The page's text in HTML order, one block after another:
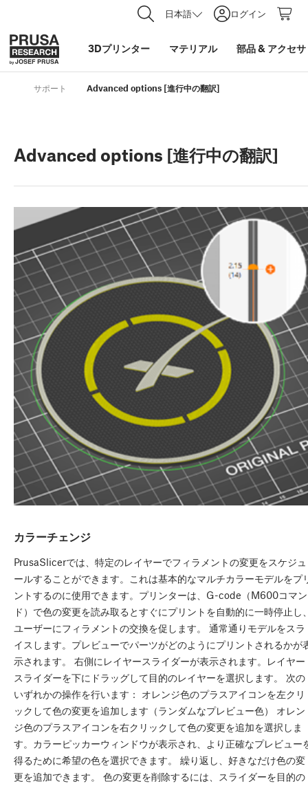
日本語 ログイン
3Dプリンター マテリアル 部品& アクセ
サポート Advanced options [進行中の翻訳]
Advanced options [進行中の翻訳]
カラーチェンジ
PrusaSlicerでは、特定のレイヤーでフィラメントの変更をスケジュ
ールすることができます。これは基本的なマルチカラーモデルをプ
ントするのに使用できます。プリンターは、G-code（M600コマン
ド）で色の変更を読み取るとすぐにプリントを自動的に一時停止し
ユーザーにフィラメントの交換を促します。 通常通りモデルをスラ
イスします。プレビューでパーツがどのようにプリントされるかが
示されます。 右側にレイヤースライダーが表示されます。レイヤー
スライダーを下にドラッグして目的のレイヤーを選択します。 次の
いずれかの操作を行います： オレンジ色のプラスアイコンを左クリ
ックして色の変更を追加します（ランダムなプレビュー色） オレン
ジ色のプラスアイコンを右クリックして色の変更を追加を選択しま
す。カラーピッカーウィンドウが表示され、より正確なプレビュー
得るために希望の色を選択できます。 繰り返し、好きなだけ色の変
更を追加できます。 色の変更を削除するには、スライダーを目的の